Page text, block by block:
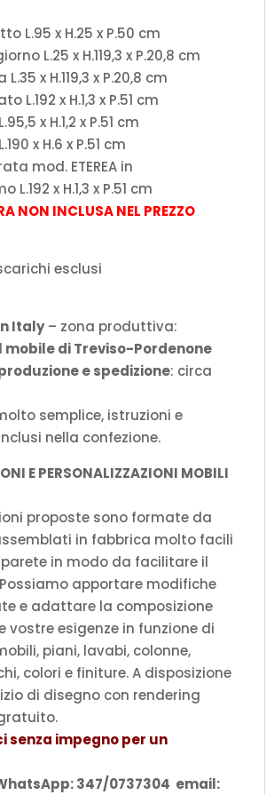
L.95 x H.25 x P.50 cm
L.25 x H.119,3 x P.20,8 cm
x H.119,3 x P.20,8 cm
L.192 x H.1,3 x P.51 cm
x H.1,2 x P.51 cm
x H.6 x P.51 cm
mod. ETEREA in
L.192 x H.1,3 x P.51 cm
NON INCLUSA NEL PREZZO
esclusi
Italy– zona produttiva:
di Treviso-Pordenone
e spedizione: circa
semplice, istruzioni e
nella confezione.
E PERSONALIZZAZIONI MOBILI
proposte sono formate da
in fabbrica molto facili
in modo da facilitare il
apportare modifiche
e adattare la composizione
vostre esigenze in funzione di
piani, lavabi, colonne,
colori e finiture. A disposizione
di disegno con rendering
senza impegno per un
347/0737304 email: